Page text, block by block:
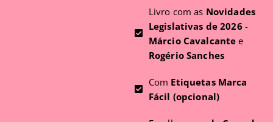
Livro com as Novidades
Legislativas de 2026 -
Márcio Cavalcante e
Rogério Sanches
Com Etiquetas Marca
Fácil (opcional)